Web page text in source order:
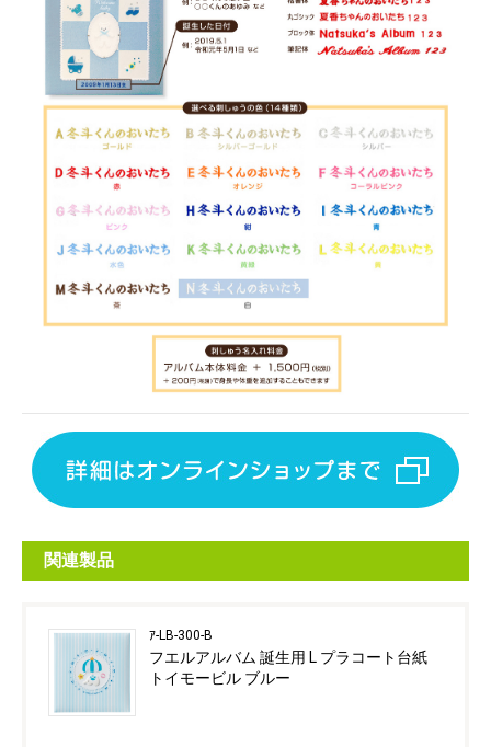
関連製品
ｱ-LB-300-B
フエルアルバム 誕生用 L プラコート台紙
トイモービル ブルー